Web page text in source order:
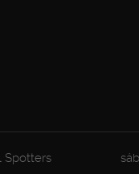
Spotters